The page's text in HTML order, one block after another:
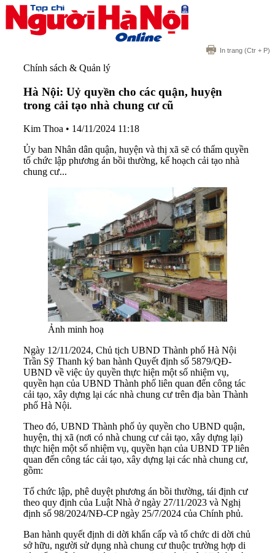
In trang (Ctr + P)
Chính sách & Quản lý
Hà Nội: Uỷ quyền cho các quận, huyện
trong cải tạo nhà chung cư cũ
Kim Thoa • 14/11/2024 11:18
Ủy ban Nhân dân quận, huyện và thị xã sẽ có thẩm quyền
tổ chức lập phương án bồi thường, kế hoạch cải tạo nhà
chung cư...
Ảnh minh hoạ
Ngày 12/11/2024, Chủ tịch UBND Thành phố Hà Nội
Trần Sỹ Thanh ký ban hành Quyết định số 5879/QĐ-
UBND về việc ủy quyền thực hiện một số nhiệm vụ,
quyền hạn của UBND Thành phố liên quan đến công tác
cải tạo, xây dựng lại các nhà chung cư trên địa bàn Thành
phố Hà Nội.
Theo đó, UBND Thành phố ủy quyền cho UBND quận,
huyện, thị xã (nơi có nhà chung cư cải tạo, xây dựng lại)
thực hiện một số nhiệm vụ, quyền hạn của UBND TP liên
quan đến công tác cải tạo, xây dựng lại các nhà chung cư,
gồm:
Tổ chức lập, phê duyệt phương án bồi thường, tái định cư
theo quy định của Luật Nhà ở ngày 27/11/2023 và Nghị
định số 98/2024/NĐ-CP ngày 25/7/2024 của Chính phủ.
Ban hành quyết định di dời khẩn cấp và tổ chức di dời chủ
sở hữu, người sử dụng nhà chung cư thuộc trường hợp di